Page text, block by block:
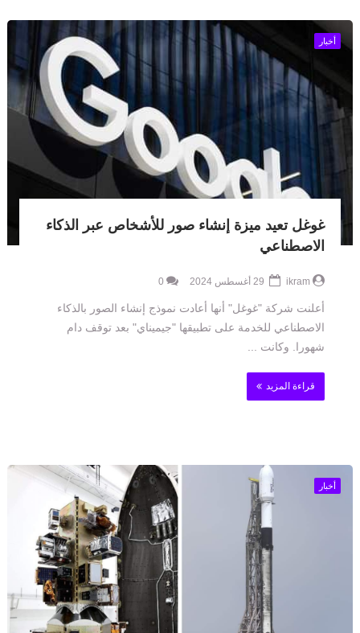
أخبار
غوغل تعيد ميزة إنشاء صور للأشخاص عبر الذكاء
الاصطناعي
ikram
0
أعلنت شركة "غوغل" أنها أعادت نموذج إنشاء الصور بالذكاء
الاصطناعي للخدمة على تطبيقها "جيميناي" بعد توقف دام
شهورا. وكانت ...
قراءة المزيد
أخبار